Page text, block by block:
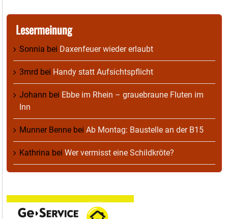
Lesermeinung
Sonnia bei Daxenfeuer wieder erlaubt
3mrd bei Handy statt Aufsichtspflicht
Johann bei Ebbe im Rhein – grauebraune Fluten im
Inn
Munner Benne bei Ab Montag: Baustelle an der B15
Kathrina bei Wer vermisst eine Schildkröte?